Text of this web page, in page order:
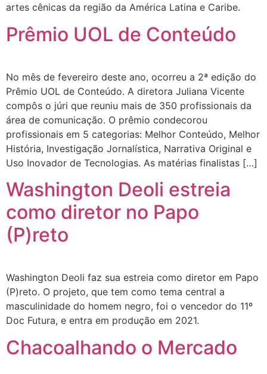
artes cênicas da região da América Latina e Caribe.
Prêmio UOL de Conteúdo
No mês de fevereiro deste ano, ocorreu a 2ª edição do
Prêmio UOL de Conteúdo. A diretora Juliana Vicente
compôs o júri que reuniu mais de 350 profissionais da
área de comunicação. O prêmio condecorou
profissionais em 5 categorias: Melhor Conteúdo, Melhor
História, Investigação Jornalística, Narrativa Original e
Uso Inovador de Tecnologias. As matérias finalistas […]
Washington Deoli estreia
como diretor no Papo
(P)reto
Washington Deoli faz sua estreia como diretor em Papo
(P)reto. O projeto, que tem como tema central a
masculinidade do homem negro, foi o vencedor do 11º
Doc Futura, e entra em produção em 2021.
Chacoalhando o Mercado